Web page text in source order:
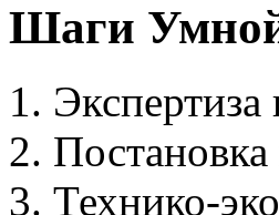
Шаги
Экспертиза
Постановка
Технико-